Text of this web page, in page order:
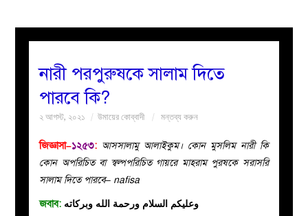
বয়ান
নারীদের
নারী পরপুরুষকে সালাম দিতে
পারবে কি?
২ আগস্ট, ২০২১ উমায়ের কোব্বাদী মন্তব্য করুন
জিজ্ঞাসা–১২৫৩: আসসালামু আলাইকুম। কোন মুসলিম নারী কি
কোন অপরিচিত বা স্বল্পপরিচিত গায়রে মাহরাম পুরষকে সরাসরি
সালাম দিতে পারবে– nafisa
জবাব: وعليكم السلام ورحمة الله وبركاته